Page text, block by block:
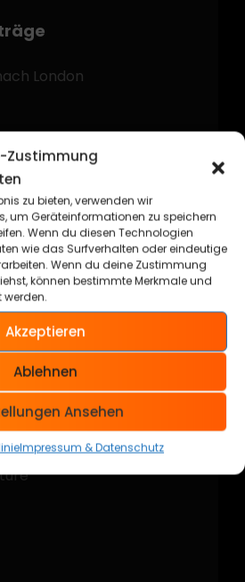
Zustimmung
zu bieten, verwenden wir
um Geräteinformationen zu speichern
Wenn du diesen Technologien
wie das Surfverhalten oder eindeutige
Wenn du deine Zustimmung
können bestimmte Merkmale und
Akzeptieren
Ablehnen
Ansehen
Impressum & Datenschutz
London
Beach Weekend 2024
Amsterdam
Kassel 2024